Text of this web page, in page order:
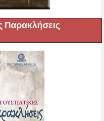
Παρακλήσεις